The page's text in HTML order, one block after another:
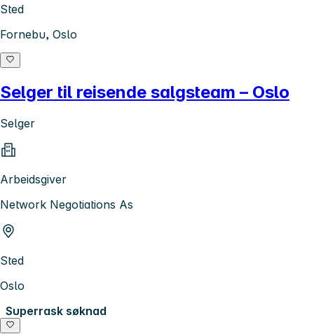
Sted
Fornebu, Oslo
Selger til reisende salgsteam – Oslo
Selger
Arbeidsgiver
Network Negotiations As
Sted
Oslo
Superrask søknad